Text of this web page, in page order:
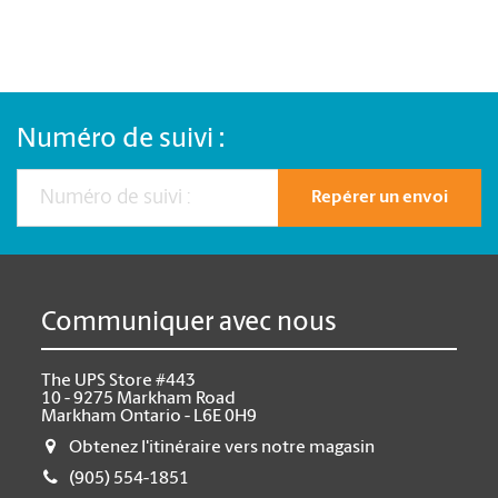
Numéro de suivi :
Repérer un envoi
Communiquer avec nous
The UPS Store #443
10 - 9275 Markham Road
Markham Ontario - L6E 0H9
Obtenez l'itinéraire vers notre magasin
(905) 554-1851